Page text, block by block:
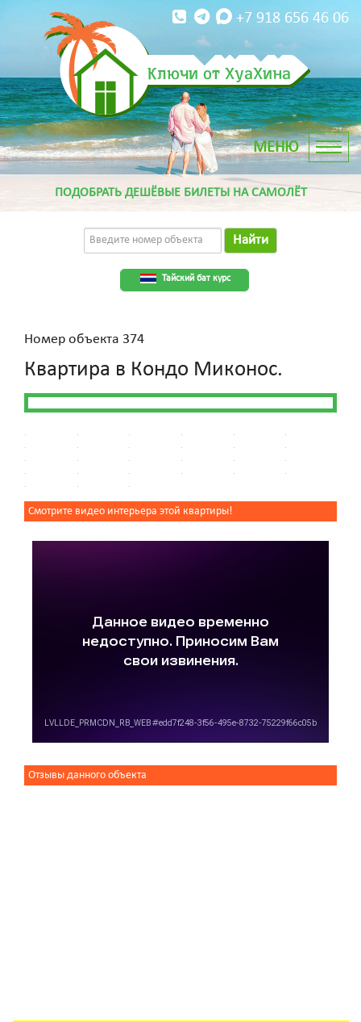
Ключи от ХуаХина
+7 918 656 46 06
ПОДОБРАТЬ ДЕШЁВЫЕ БИЛЕТЫ НА САМОЛЁТ
Найти
Тайский бат курс
Номер объекта 374
Квартира в Кондо Миконос.
Смотрите видео интерьера этой квартиры!
Отзывы данного объекта